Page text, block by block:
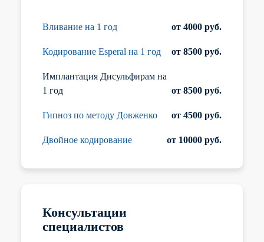
Вливание на 1 год от 4000 руб.
Кодирование Esperal на 1 год от 8500 руб.
Имплантация Дисульфирам на
1 год
от 8500 руб.
Гипноз по методу Довженко от 4500 руб.
Двойное кодирование от 10000 руб.
Консультации
специалистов